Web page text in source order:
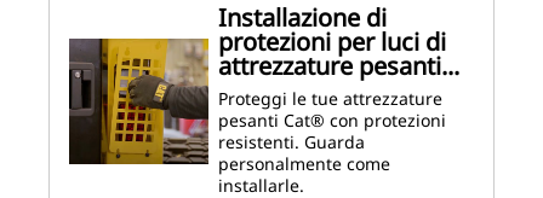
Installazione di
protezioni per luci di
attrezzature pesanti...
Proteggi le tue attrezzature
pesanti Cat® con protezioni
resistenti. Guarda
personalmente come
installarle.